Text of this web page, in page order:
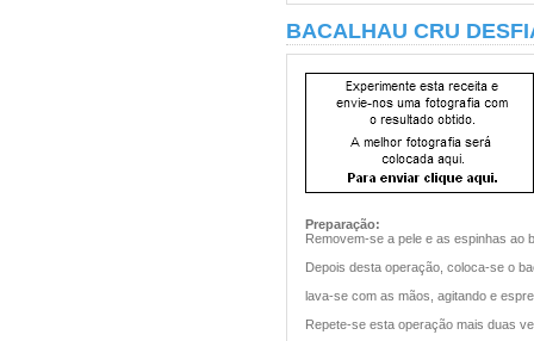
BACALHAU CRU
Preparação:
Removem-se a pele e as espinhas ao
Depois desta operação, coloca-se o
lava-se com as mãos, agitando e
Repete-se esta operação mais duas